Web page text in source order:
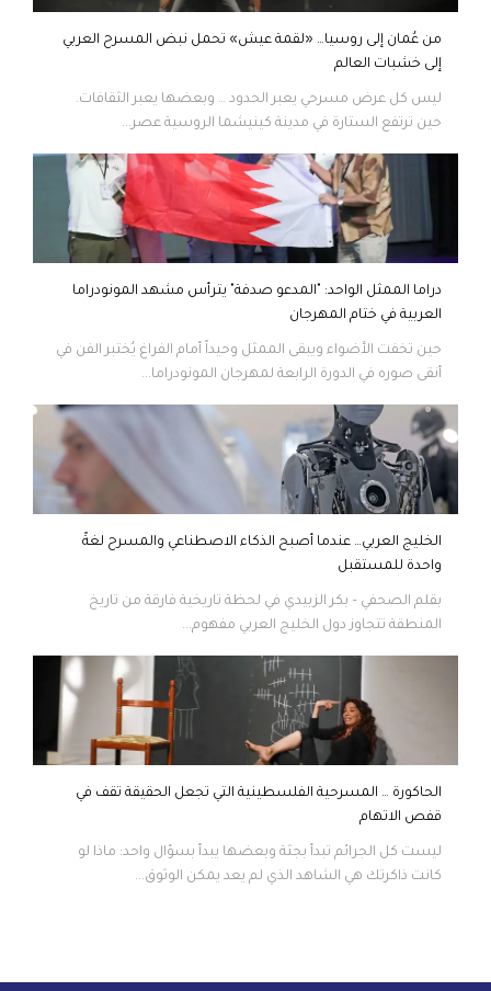
من عُمان إلى روسيا… «لقمة عيش» تحمل نبض المسرح العربي
إلى خشبات العالم
ليس كل عرض مسرحي يعبر الحدود … وبعضها يعبر الثقافات.
حين ترتفع الستارة في مدينة كينيشما الروسية عصر...
دراما الممثل الواحد: "المدعو صدفة" يترأس مشهد المونودراما
العربية في ختام المهرجان
حين تخفت الأضواء ويبقى الممثل وحيداً أمام الفراغ يُختبر الفن في
أنقى صوره في الدورة الرابعة لمهرجان المونودراما...
الخليج العربي… عندما أصبح الذكاء الاصطناعي والمسرح لغةً
واحدة للمستقبل
بقلم الصحفي – بكر الزبيدي في لحظة تاريخية فارقة من تاريخ
المنطقة تتجاوز دول الخليج العربي مفهوم...
الحاكورة … المسرحية الفلسطينية التي تجعل الحقيقة تقف في
قفص الاتهام
ليست كل الجرائم تبدأ بجثة وبعضها يبدأ بسؤال واحد: ماذا لو
كانت ذاكرتك هي الشاهد الذي لم يعد يمكن الوثوق...